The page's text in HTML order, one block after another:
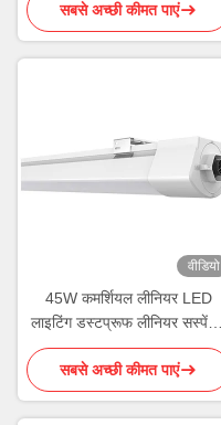
सबसे अच्छी कीमत पाएं
वीडियो
45W कमर्शियल लीनियर LED
लाइटिंग डस्टप्रूफ लीनियर सस्पेंशन
लाइटिंग IP65
सबसे अच्छी कीमत पाएं